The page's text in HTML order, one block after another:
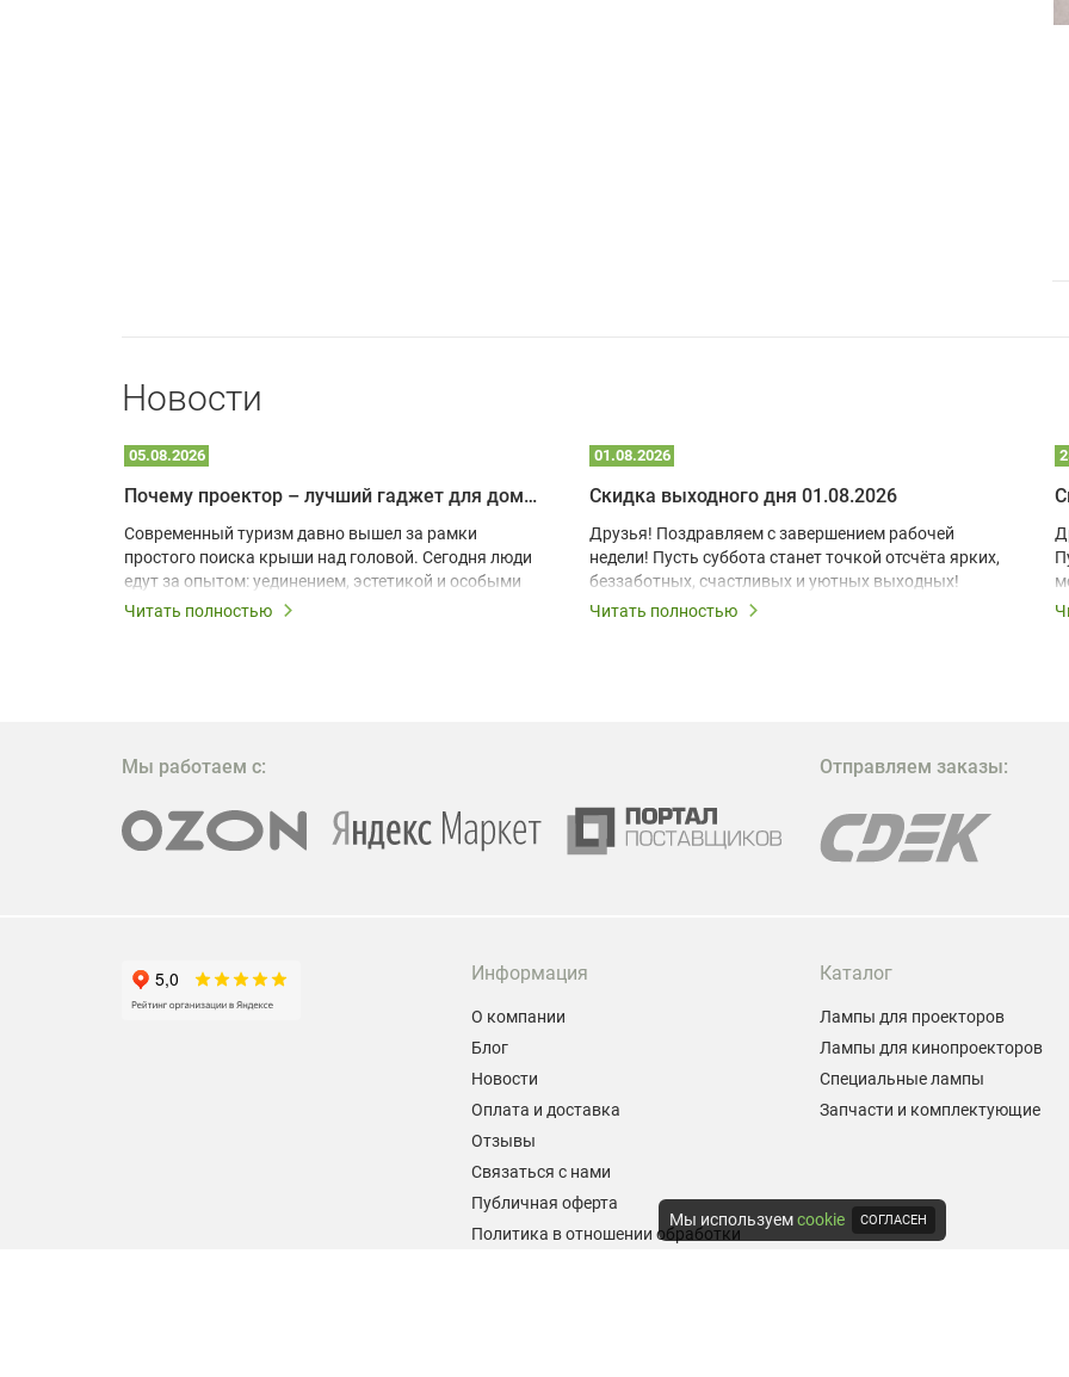
Новости
05.08.2026
Почему проектор – лучший гаджет для домика в глэмпинге
Современный туризм давно вышел за рамки
простого поиска крыши над головой. Сегодня люди
едут за опытом: уединением, эстетикой и особыми
ощущениями. Владельцы A-frame домов,
эффективных и бюджетных способов стать
проектора.
Читать полностью
01.08.2026
Скидка выходного дня 01.08.2026
Друзья! Поздравляем с завершением рабочей
недели! Пусть суббота станет точкой отсчёта ярких,
беззаботных, счастливых и уютных выходных!
Читать полностью
Мы работаем с: Отправляем заказы:
Информация
О компании
Блог
Новости
Оплата и доставка
Отзывы
Связаться с нами
Публичная оферта
Политика в отношении обработки
Каталог
Лампы для проекторов
Лампы для кинопроекторов
Специальные лампы
Запчасти и комплектующие
Мы используемcookie СОГЛАСЕН